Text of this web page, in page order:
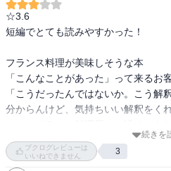
☆3.6
短編でとても読みやすかった！
フランス料理が美味しそうな本
「こんなことがあった」って来るお
「こうだったんではないか。こう解
分からんけど、気持ちいい解釈をくれ
続きを
ブクログレビューは
いいねできません
3